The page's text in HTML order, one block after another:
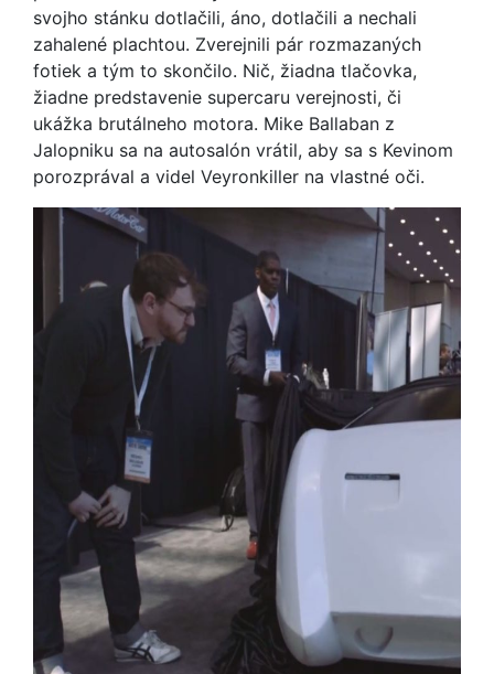
svojho stánku dotlačili, áno, dotlačili a nechali
zahalené plachtou. Zverejnili pár rozmazaných
fotiek a tým to skončilo. Nič, žiadna tlačovka,
žiadne predstavenie supercaru verejnosti, či
ukážka brutálneho motora. Mike Ballaban z
Jalopniku sa na autosalón vrátil, aby sa s Kevinom
porozprával a videl Veyronkiller na vlastné oči.